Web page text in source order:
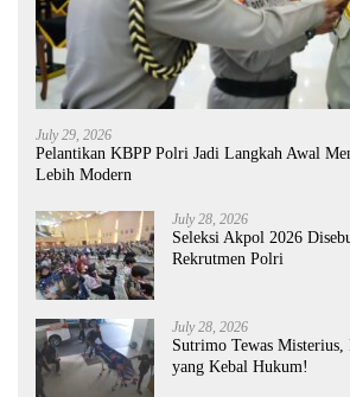
July 29, 2026
Pelantikan KBPP Polri Jadi Langkah Awal
Lebih Modern
July 28, 2026
Seleksi Akpol 2026
Rekrutmen Polri
July 28, 2026
Sutrimo Tewas Misterius,
yang Kebal Hukum!